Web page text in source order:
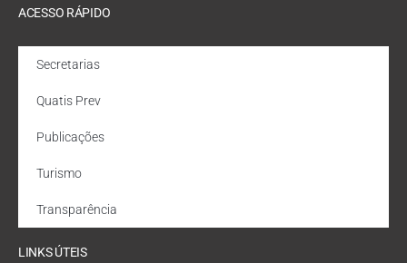
ACESSO RÁPIDO
Secretarias
Quatis Prev
Publicações
Turismo
Transparência
LINKS ÚTEIS